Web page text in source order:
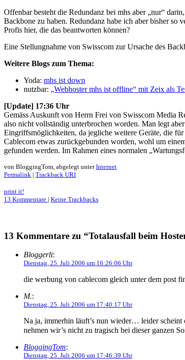
Offenbar besteht die Redundanz bei mhs aber „nur“
Backbone zu haben. Redundanz habe ich aber bisher so
Profis hier, die das beantworten können?
Eine Stellungnahme von Swisscom zur Ursache des
Weitere Blogs zum Thema:
Yoda: mhs ist down
nutzbar: „Webhoster mhs ist offline“ mit Zeix als
[Update] 17:36 Uhr
Gemäss Auskunft von Herrn Frei von Swisscom Media
also nicht vollständig unterbrochen worden. Man legt
Eingriffsmöglichkeiten, da jegliche weitere Geräte, die
Cablecom etwas zurückgebunden worden, wohl um
gefunden werden. Im Rahmen eines normalen
von BloggingTom, abgelegt unterInternet
Permalink | Trackback URI
print it!
13 Kommentare | Keine Trackbacks
13 Kommentare zu “Totalausfall beim
Bloggerli:
Dienstag, 25. Juli 2006 um 16:26:06 Uhr
die werbung von cablecom gleich unter dem post
M.:
Dienstag, 25. Juli 2006 um 17:40:17 Uhr
Na ja, immerhin läuft’s nun wieder… leider
nehmen wir’s nicht zu tragisch bei dieser ganzen
BloggingTom:
Dienstag, 25. Juli 2006 um 17:46:39 Uhr